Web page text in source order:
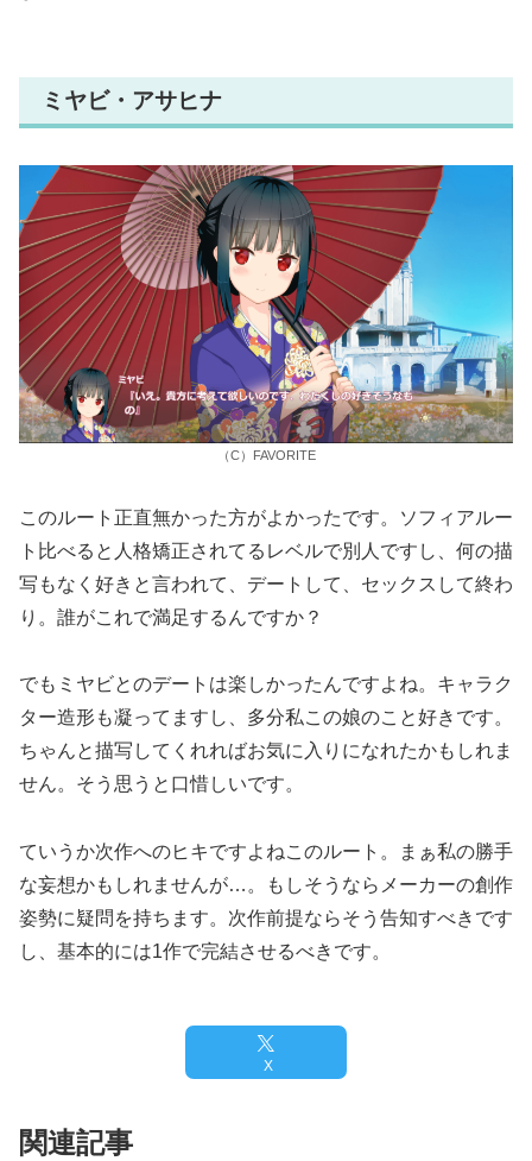
ミヤビ・アサヒナ
（C）FAVORITE
このルート正直無かった方がよかったです。ソフィアルー
ト比べると人格矯正されてるレベルで別人ですし、何の描
写もなく好きと言われて、デートして、セックスして終わ
り。誰がこれで満足するんですか？
でもミヤビとのデートは楽しかったんですよね。キャラク
ター造形も凝ってますし、多分私この娘のこと好きです。
ちゃんと描写してくれればお気に入りになれたかもしれま
せん。そう思うと口惜しいです。
ていうか次作へのヒキですよねこのルート。まぁ私の勝手
な妄想かもしれませんが…。もしそうならメーカーの創作
姿勢に疑問を持ちます。次作前提ならそう告知すべきです
し、基本的には1作で完結させるべきです。
X
関連記事